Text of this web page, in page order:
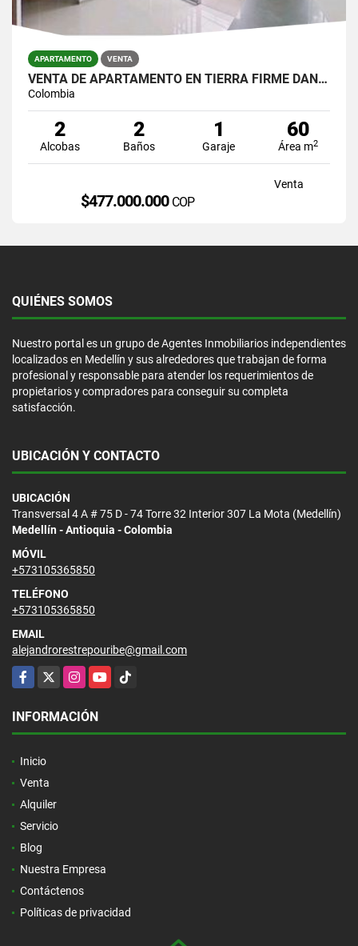
APARTAMENTO VENTA
VENTA DE APARTAMENTO EN TIERRA FIRME DAN GERMAN
Colombia
2
Alcobas
2
Baños
1
Garaje
60
Área m2
Venta
$477.000.000 COP
QUIÉNES SOMOS
Nuestro portal es un grupo de Agentes Inmobiliarios independientes
localizados en Medellín y sus alrededores que trabajan de forma
profesional y responsable para atender los requerimientos de
propietarios y compradores para conseguir su completa
satisfacción.
UBICACIÓN Y CONTACTO
UBICACIÓN
Transversal 4 A # 75 D - 74 Torre 32 Interior 307 La Mota (Medellín)
Medellín - Antioquia - Colombia
MÓVIL
+573105365850
TELÉFONO
+573105365850
EMAIL
alejandrorestrepouribe@gmail.com
Facebook
X InstagramYouTubeTikTok
INFORMACIÓN
Inicio
Venta
Alquiler
Servicio
Blog
Nuestra Empresa
Contáctenos
Políticas de privacidad